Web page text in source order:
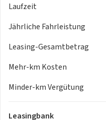
Laufzeit
Jährliche Fahrleistung
Leasing-Gesamtbetrag
Mehr-km Kosten
Minder-km Vergütung
Leasingbank